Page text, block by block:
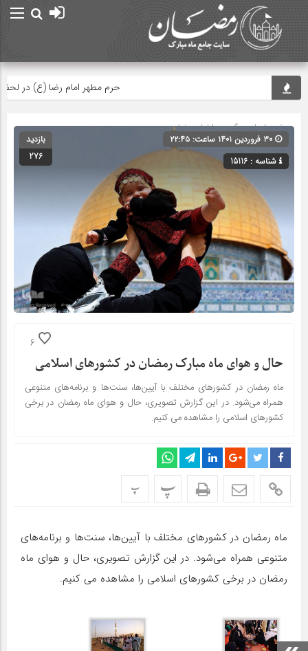
حرم مطهر امام رضا (ع) در لحظه
صفحه اصلی» گروه »اخبار رمضان
شناسه : 15116
بازدید
276
6
حال و هوای ماه مبارک رمضان در کشورهای اسلامی
ماه رمضان در کشورهای مختلف با آیین‌ها، سنت‌ها و برنامه‌های متنوعی
همراه می‌شود. در این گزارش تصویری، حال و هوای ماه رمضان در برخی
کشورهای اسلامی را مشاهده می کنیم.
پ پ
ماه رمضان در کشورهای مختلف با آیین‌ها، سنت‌ها و برنامه‌های
متنوعی همراه می‌شود. در این گزارش تصویری، حال و هوای ماه
رمضان در برخی کشورهای اسلامی را مشاهده می کنیم.